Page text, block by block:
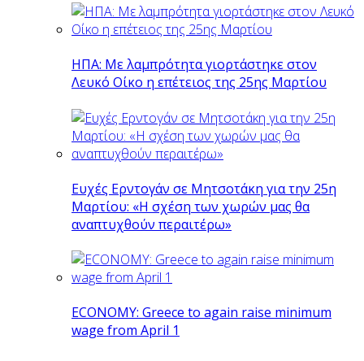
ΗΠΑ: Με λαμπρότητα γιορτάστηκε στον
Λευκό Οίκο η επέτειος της 25ης Μαρτίου
Ευχές Ερντογάν σε Μητσοτάκη για την 25η
Μαρτίου: «Η σχέση των χωρών μας θα
αναπτυχθούν περαιτέρω»
ECONOMY: Greece to again raise minimum
wage from April 1